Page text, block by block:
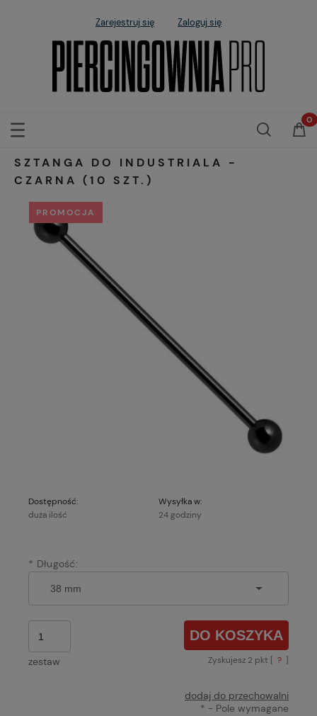
Zarejestruj się Zaloguj się
SZTANGA DO INDUSTRIALA -
CZARNA (10 SZT.)
PROMOCJA
Dostępność:
duża ilość
Wysyłka w:
24 godziny
* Długość:
zestaw
DO KOSZYKA
Zyskujesz 2 pkt [ ? ]
dodaj do przechowalni
* - Pole wymagane